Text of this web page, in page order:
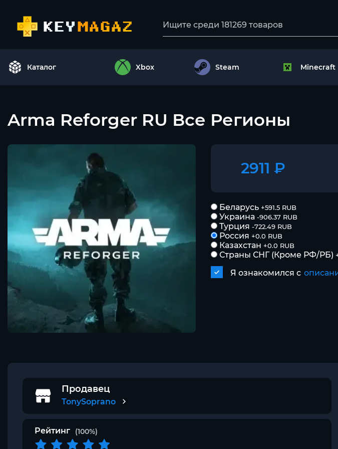
Каталог Xbox Steam Minecraft
Arma Reforger RU Все Регионы
2911 ₽
Беларусь +591.5 RUB
Украина -906.37 RUB
Турция -722.49 RUB
Россия +0.0 RUB
Казахстан +0.0 RUB
Страны СНГ (Кроме РФ/РБ)
Я ознакомился с
Продавец
TonySoprano
Рейтинг (100%)